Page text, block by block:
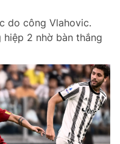
do công Vlahovic.
hiệp 2 nhờ bàn thắng